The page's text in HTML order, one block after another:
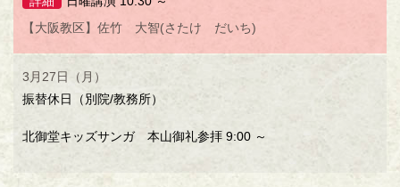
【大阪教区】佐竹 大智(さたけ だいち)
3月27日（月）
振替休日（別院/教務所）
北御堂キッズサンガ 本山御礼参拝 9:00 ～